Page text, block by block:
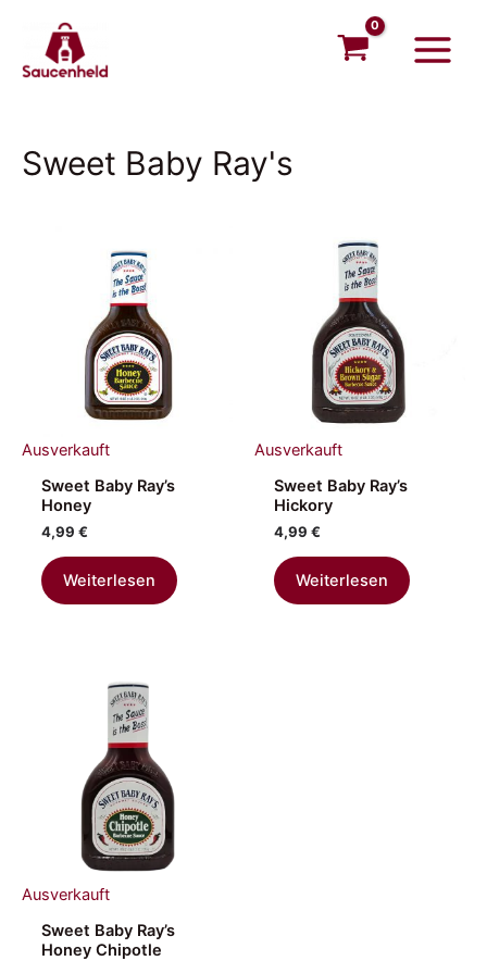
springen
Menu
Sweet Baby Ray's
Ausverkauft
Sweet Baby Ray’s
Honey
4,99 €
Weiterlesen
Ausverkauft
Sweet Baby Ray’s
Hickory
4,99 €
Weiterlesen
Ausverkauft
Sweet Baby Ray’s
Honey Chipotle